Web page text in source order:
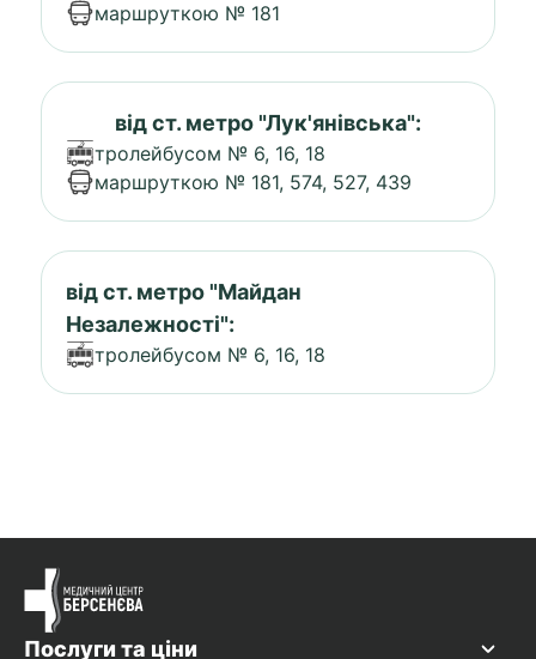
маршруткою № 181
від ст. метро "Лук'янівська":
тролейбусом № 6, 16, 18
маршруткою № 181, 574, 527, 439
від ст. метро "Майдан
Незалежності":
тролейбусом № 6, 16, 18
Послуги та ціни